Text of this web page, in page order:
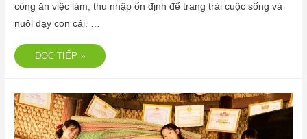
công ăn việc làm, thu nhập ổn định để trang trải cuộc sống và
nuôi dạy con cái. …
ĐỌC TIẾP »